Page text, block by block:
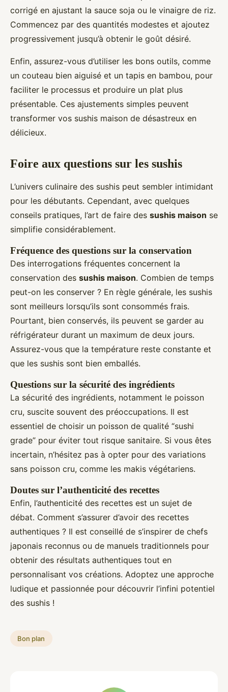
corrigé en ajustant la sauce soja ou le vinaigre de riz.
Commencez par des quantités modestes et ajoutez
progressivement jusqu’à obtenir le goût désiré.
Enfin, assurez-vous d’utiliser les bons outils, comme
un couteau bien aiguisé et un tapis en bambou, pour
faciliter le processus et produire un plat plus
présentable. Ces ajustements simples peuvent
transformer vos sushis maison de désastreux en
délicieux.
Foire aux questions sur les sushis
L’univers culinaire des sushis peut sembler intimidant
pour les débutants. Cependant, avec quelques
conseils pratiques, l’art de faire des sushis maison se
simplifie considérablement.
Fréquence des questions sur la conservation
Des interrogations fréquentes concernent la
conservation des sushis maison. Combien de temps
peut-on les conserver ? En règle générale, les sushis
sont meilleurs lorsqu’ils sont consommés frais.
Pourtant, bien conservés, ils peuvent se garder au
réfrigérateur durant un maximum de deux jours.
Assurez-vous que la température reste constante et
que les sushis sont bien emballés.
Questions sur la sécurité des ingrédients
La sécurité des ingrédients, notamment le poisson
cru, suscite souvent des préoccupations. Il est
essentiel de choisir un poisson de qualité “sushi
grade” pour éviter tout risque sanitaire. Si vous êtes
incertain, n’hésitez pas à opter pour des variations
sans poisson cru, comme les makis végétariens.
Doutes sur l’authenticité des recettes
Enfin, l’authenticité des recettes est un sujet de
débat. Comment s’assurer d’avoir des recettes
authentiques ? Il est conseillé de s’inspirer de chefs
japonais reconnus ou de manuels traditionnels pour
obtenir des résultats authentiques tout en
personnalisant vos créations. Adoptez une approche
ludique et passionnée pour découvrir l’infini potentiel
des sushis !
Bon plan